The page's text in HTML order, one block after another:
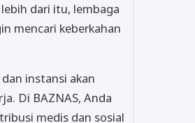
dari itu, lembaga
mencari keberkahan
instansi akan
Di BAZNAS, Anda
medis dan sosial